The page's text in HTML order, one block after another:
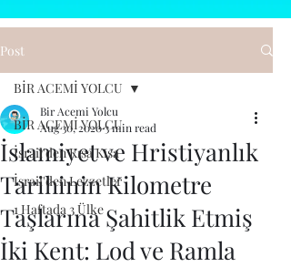
Post
BİR ACEMİ YOLCU
İsrail'den Kısa Kısa
İsrail'den Lezzetler
1 Haftada 3 Ülke
BİR ACEMİ YOLCU
İslamiyet ve Hristiyanlık
Tarihinin Kilometre
Taşlarına Şahitlik Etmiş
İki Kent: Lod ve Ramla
Bir Acemi Yolcu
Aug 30, 20203 min read